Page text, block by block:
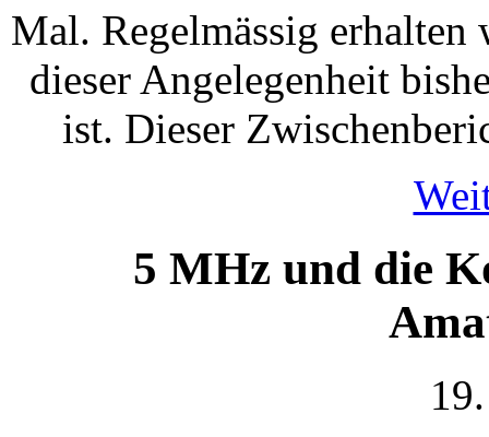
Mal. Regelmässig
dieser Angelegenheit
ist. Dieser
5 MHz und die